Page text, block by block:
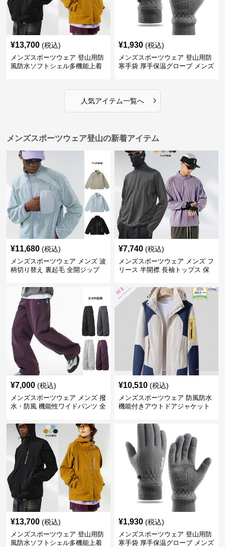
¥13,700 (税込)
メンズスポーツウェア 登山用防
風防水ソフトシェル多機能上着
¥1,930 (税込)
メンズスポーツウェア 登山用防
寒手袋 厚手保温グローブ メンズ
人気アイテム一覧へ ›
メンズスポーツウェア登山の新着アイテム
¥11,680 (税込)
メンズスポーツウェア メンズ 波
柄切り替え 裏起毛 全開ジップ
¥7,740 (税込)
メンズスポーツウェア メンズ フ
リース 半開襟 長袖トップス 保
¥7,000 (税込)
メンズスポーツウェア メンズ 撥
水・防風 機能性ワイドパンツ 全
¥10,510 (税込)
メンズスポーツウェア 防風防水
機能付きアウトドアジャケット
¥13,700 (税込)
メンズスポーツウェア 登山用防
風防水ソフトシェル多機能上着
¥1,930 (税込)
メンズスポーツウェア 登山用防
寒手袋 厚手保温グローブ メンズ